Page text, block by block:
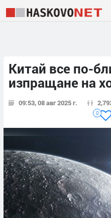
Китай все по-
изпращане на
09:53, 08 авг 2025 г.
0